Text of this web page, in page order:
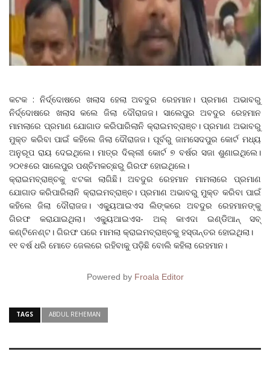
କଟକ : ନିର୍ଦ୍ଦୋଷରେ ଖଲାସ ହେଲା ଅବଦୁର ରେହମାନ। ପ୍ରମାଣ ଅଭାବରୁ
ନିର୍ଦ୍ଦୋଷରେ ଖଲାସ କଲେ ଜିଲା ଦୌରାଜଜ। ସାଲେପୁର ଅବଦୁର ରେହମାନ
ମାମଲାରେ ପ୍ରମାଣ ଯୋଗାଡ କରିପାରିଲାନି କ୍ରାଇମବ୍ରାଞ୍ଚ। ପ୍ରମାଣ ଅଭାବରୁ
ମୁକ୍ତ କରିବା ପାଇଁ କହିଲେ ଜିଲା ଦୌରାଜଜ। ପୂର୍ବରୁ ଜାମସେଦପୁର କୋର୍ଟ ମଧ୍ୟ
ଅନୁରୂପ ରାୟ ଦେଇଥିଲେ। ମାତ୍ର ଦିଲ୍ଲୀ କୋର୍ଟ ୭ ବର୍ଷର ସଜା ଶୁଣାଇଥିଲେ।
୨୦୧୫ରେ ସାଲେପୁର ପଶ୍ଚିମକଚ୍ଛରୁ ଗିରଫ ହୋଇଥିଲେ।
କ୍ରାଇମବ୍ରାଞ୍ଚକୁ ଝଟକା ଲାଗିଛି। ଅବଦୁର ରେହମାନ ମାମଲାରେ ପ୍ରମାଣ
ଯୋଗାଡ କରିପାରିଲାନି କ୍ରାଇମବ୍ରାଞ୍ଚ। ପ୍ରମାଣ ଅଭାବରୁ ମୁକ୍ତ କରିବା ପାଇଁ
କହିଲେ ଜିଲା ଦୌରାଜଜ। ଏକ୍ୟୁଆଇଏସ ଲିଙ୍କରେ ଅବଦୁର ରେହମାନଙ୍କୁ
ଗିରଫ କରାଯାଇଥିଲା। ଏକ୍ୟୁଆଇଏସ- ଅଲ୍ କାଏଦା ଇଣ୍ଡିଆନ୍ ସବ୍
କଣ୍ଟିନେଣ୍ଟ। ଗିରଫ ପରେ ମାମଲା କ୍ରାଇମବ୍ରାଞ୍ଚକୁ ହସ୍ତାନ୍ତର ହୋଇଥିଲା।
୧୧ ବର୍ଷ ଧରି ମୋତେ ଜେଲରେ ରହିବାକୁ ପଡ଼ିଛି ବୋଲି କହିଲା ରେହମାନ।
Powered by Froala Editor
TAGS ABDUL REHEMAN